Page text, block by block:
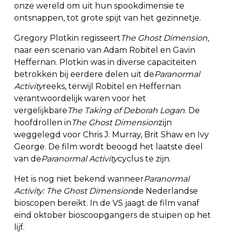
onze wereld om uit hun spookdimensie te
ontsnappen, tot grote spijt van het gezinnetje.
Gregory Plotkin regisseertThe Ghost Dimension,
naar een scenario van Adam Robitel en Gavin
Heffernan. Plotkin was in diverse capaciteiten
betrokken bij eerdere delen uit deParanormal
Activityreeks, terwijl Robitel en Heffernan
verantwoordelijk waren voor het
vergelijkbareThe Taking of Deborah Logan. De
hoofdrollen inThe Ghost Dimensionzijn
weggelegd voor Chris J. Murray, Brit Shaw en Ivy
George. De film wordt beoogd het laatste deel
van deParanormal Activitycyclus te zijn.
Het is nog niet bekend wanneerParanormal
Activity: The Ghost Dimensionde Nederlandse
bioscopen bereikt. In de VS jaagt de film vanaf
eind oktober bioscoopgangers de stuipen op het
lijf.